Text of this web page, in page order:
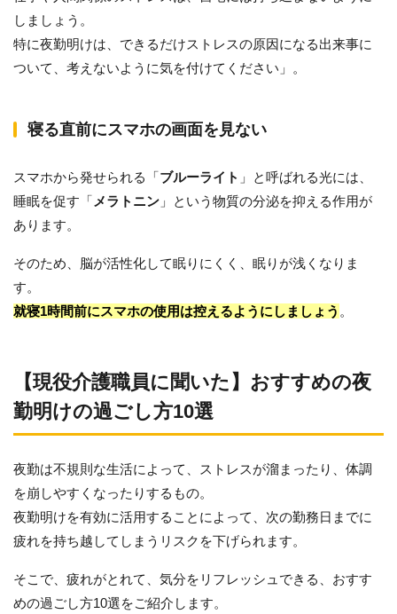
しましょう。
特に夜勤明けは、できるだけストレスの原因になる出来事に
ついて、考えないように気を付けてください」。
寝る直前にスマホの画面を見ない
スマホから発せられる「ブルーライト 」と呼ばれる光には、
睡眠を促す「 メラトニン 」という物質の分泌を抑える作用が
あります。
そのため、脳が活性化して眠りにくく、眠りが浅くなりま
す。
就寝1時間前にスマホの使用は控えるようにしましょう 。
【現役介護職員に聞いた】おすすめの夜
勤明けの過ごし方10選
夜勤は不規則な生活によって、ストレスが溜まったり、体調
を崩しやすくなったりするもの。
夜勤明けを有効に活用することによって、次の勤務日までに
疲れを持ち越してしまうリスクを下げられます。
そこで、疲れがとれて、気分をリフレッシュできる、おすす
めの過ごし方10選をご紹介します。